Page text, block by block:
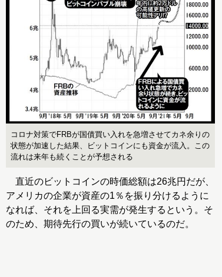
コロナ対策でFRBが国債買い入れを急増させてカネ余りの
状態が加速した結果、ビットコインにも資金が流入。この
流れは来年も続くことが予想される
直近のビットコインの時価総額は26兆円だが、
アメリカの企業が資産の1％を振り分けるように
なれば、それを上回る実需が発生するという。そ
のため、期待先行の買いが続いているのだ。